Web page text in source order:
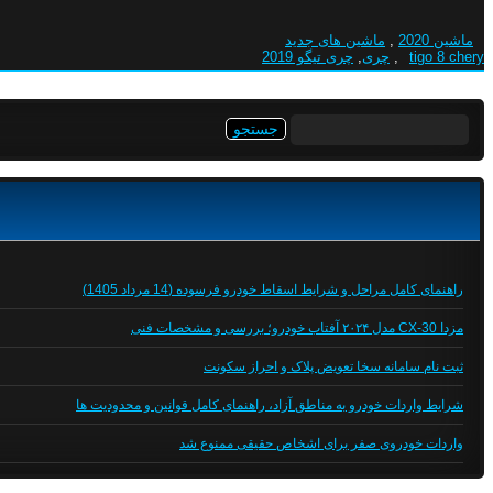
ماشین 2020 , ماشین های جدید
tigo 8 chery
, چری, چری تیگو 2019
راهنمای کامل مراحل و شرایط اسقاط خودرو فرسوده (14 مرداد 1405)
مزدا CX-30 مدل ۲۰۲۴ آفتاب خودرو؛ بررسی و مشخصات فنی
ثبت نام سامانه سخا تعویض پلاک و احراز سکونت
شرایط واردات خودرو به مناطق آزاد، راهنمای کامل قوانین و محدودیت ها
واردات خودروی صفر برای اشخاص حقیقی ممنوع شد